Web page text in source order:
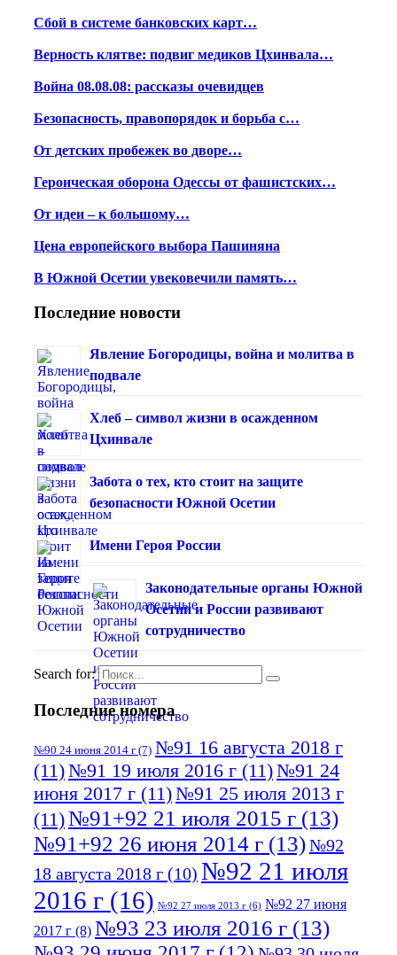
Сбой в системе банковских карт…
Верность клятве: подвиг медиков Цхинвала…
Война 08.08.08: рассказы очевидцев
Безопасность, правопорядок и борьба с…
От детских пробежек во дворе…
Героическая оборона Одессы от фашистских…
От идеи – к большому…
Цена европейского выбора Пашиняна
В Южной Осетии увековечили память…
Последние новости
Явление Богородицы, война и молитва в
подвале
Хлеб – символ жизни в осажденном
Цхинвале
Забота о тех, кто стоит на защите
безопасности Южной Осетии
Имени Героя России
Законодательные органы Южной
Осетии и России развивают
сотрудничество
Search for:
Последние номера
№90 24 июня 2014 г (7) №91 16 августа 2018 г
(11)№91 19 июля 2016 г (11)№91 24
июня 2017 г (11)№91 25 июля 2013 г
(11)№91+92 21 июля 2015 г (13)
№91+92 26 июня 2014 г (13)№92
18 августа 2018 г (10) №92 21 июля
2016 г (16) №92 27 июля 2013 г (6) №92 27 июня
2017 г (8) №93 23 июля 2016 г (13)